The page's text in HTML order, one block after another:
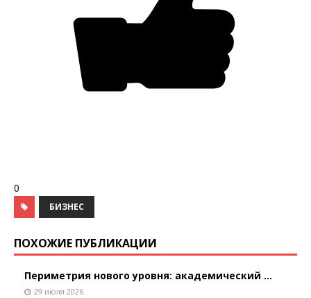
0
БИЗНЕС
ПОХОЖИЕ ПУБЛИКАЦИИ
Периметрия нового уровня: академический ...
29 июля 2026